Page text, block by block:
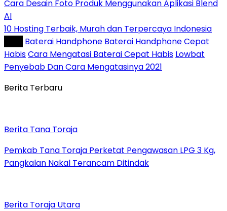
Cara Desain Foto Produk Menggunakan Aplikasi Blend
AI
10 Hosting Terbaik, Murah dan Terpercaya Indonesia
Baterai Handphone Baterai Handphone Cepat
HabisCara Mengatasi Baterai Cepat Habis Lowbat
Penyebab Dan Cara Mengatasinya 2021
Berita Terbaru
Berita Tana Toraja
Pemkab Tana Toraja Perketat Pengawasan LPG 3 Kg,
Pangkalan Nakal Terancam Ditindak
Berita Toraja Utara